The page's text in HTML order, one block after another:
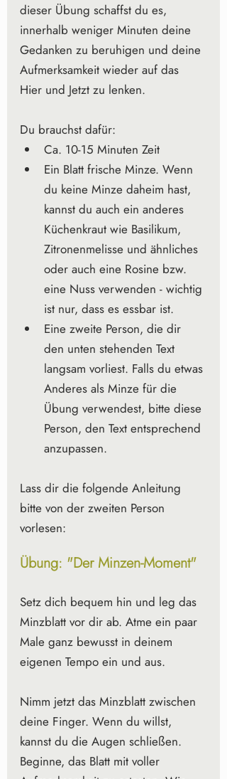
dieser Übung schaffst du es,
innerhalb weniger Minuten deine
Gedanken zu beruhigen und deine
Aufmerksamkeit wieder auf das
Hier und Jetzt zu lenken.
Du brauchst dafür:
Ca. 10-15 Minuten Zeit
Ein Blatt frische Minze. Wenn
du keine Minze daheim hast,
kannst du auch ein anderes
Küchenkraut wie Basilikum,
Zitronenmelisse und ähnliches
oder auch eine Rosine bzw.
eine Nuss verwenden - wichtig
ist nur, dass es essbar ist.
Eine zweite Person, die dir
den unten stehenden Text
langsam vorliest. Falls du etwas
Anderes als Minze für die
Übung verwendest, bitte diese
Person, den Text entsprechend
anzupassen.
Lass dir die folgende Anleitung
bitte von der zweiten Person
vorlesen:
Übung: "Der Minzen-Moment"
Setz dich bequem hin und leg das
Minzblatt vor dir ab. Atme ein paar
Male ganz bewusst in deinem
eigenen Tempo ein und aus.
Nimm jetzt das Minzblatt zwischen
deine Finger. Wenn du willst,
kannst du die Augen schließen.
Beginne, das Blatt mit voller